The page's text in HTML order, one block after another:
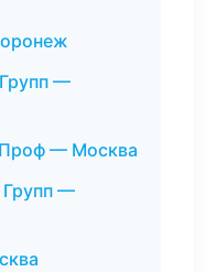
—
— Москва
—